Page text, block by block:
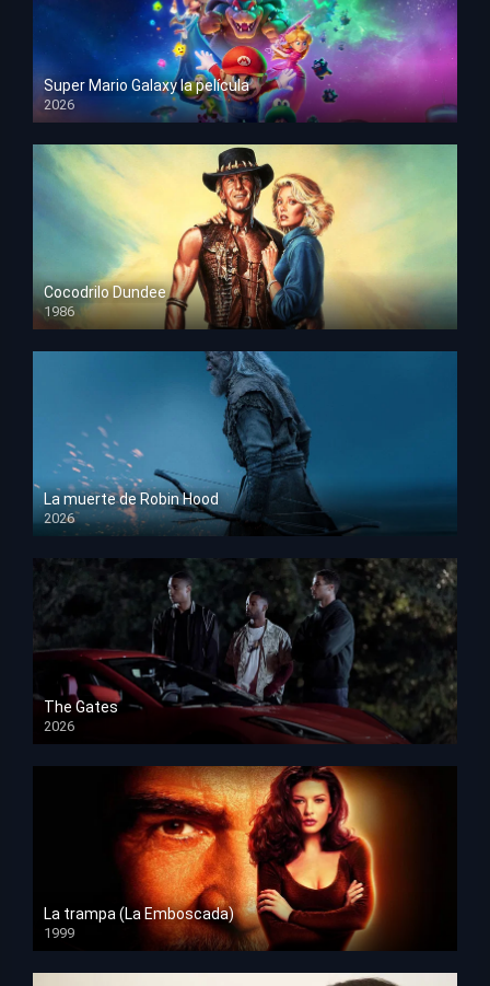
Super Mario Galaxy la película
2026
HD 1080p
Cocodrilo Dundee
1986
HD 1080p
La muerte de Robin Hood
2026
HD 1080p
The Gates
2026
HD 1080p
La trampa (La Emboscada)
1999
HD 1080p